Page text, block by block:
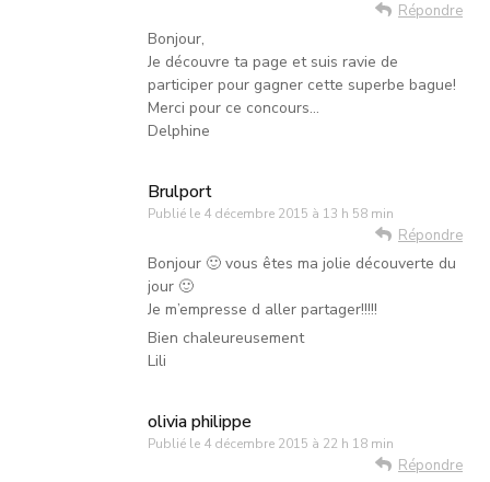
Répondre
Bonjour,
Je découvre ta page et suis ravie de
participer pour gagner cette superbe bague!
Merci pour ce concours…
Delphine
Brulport
Publié le 4 décembre 2015 à 13 h 58 min
Répondre
Bonjour 🙂 vous êtes ma jolie découverte du
jour 🙂
Je m’empresse d aller partager!!!!!
Bien chaleureusement
Lili
olivia philippe
Publié le 4 décembre 2015 à 22 h 18 min
Répondre